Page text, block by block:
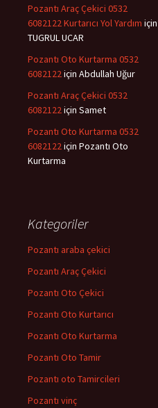
Pozantı Araç Çekici 0532
6082122 Kurtarıcı Yol Yardım için
TUGRUL UCAR
Pozantı Oto Kurtarma 0532
6082122için Abdullah Uğur
Pozantı Araç Çekici 0532
6082122için Samet
Pozantı Oto Kurtarma 0532
6082122için Pozantı Oto
Kurtarma
Kategoriler
Pozantı araba çekici
Pozantı Araç Çekici
Pozantı Oto Çekici
Pozantı Oto Kurtarıcı
Pozantı Oto Kurtarma
Pozantı Oto Tamir
Pozantı oto Tamircileri
Pozantı vinç